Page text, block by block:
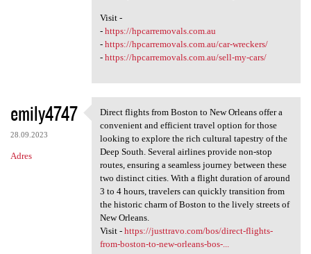
Visit -
- https://hpcarremovals.com.au
- https://hpcarremovals.com.au/car-wreckers/
- https://hpcarremovals.com.au/sell-my-cars/
emily4747
28.09.2023
Adres
Direct flights from Boston to
Direct flights from Boston to New Orleans offer a
convenient and efficient travel option for those
looking to explore the rich cultural tapestry of the
Deep South. Several airlines provide non-stop
routes, ensuring a seamless journey between these
two distinct cities. With a flight duration of around
3 to 4 hours, travelers can quickly transition from
the historic charm of Boston to the lively streets of
New Orleans.
Visit - https://justtravo.com/bos/direct-flights-
from-boston-to-new-orleans-bos-...